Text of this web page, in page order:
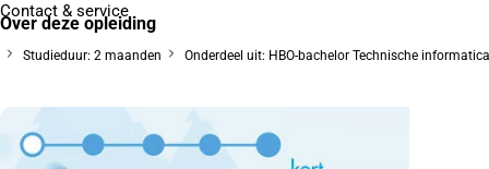
Contact & service
Over deze opleiding
Studieduur: 2 maanden Onderdeel uit: HBO-bachelor Technische informatica